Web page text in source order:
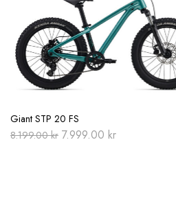
Giant STP 20 FS
8.199.00kr Original
7.999.00 krCurrent